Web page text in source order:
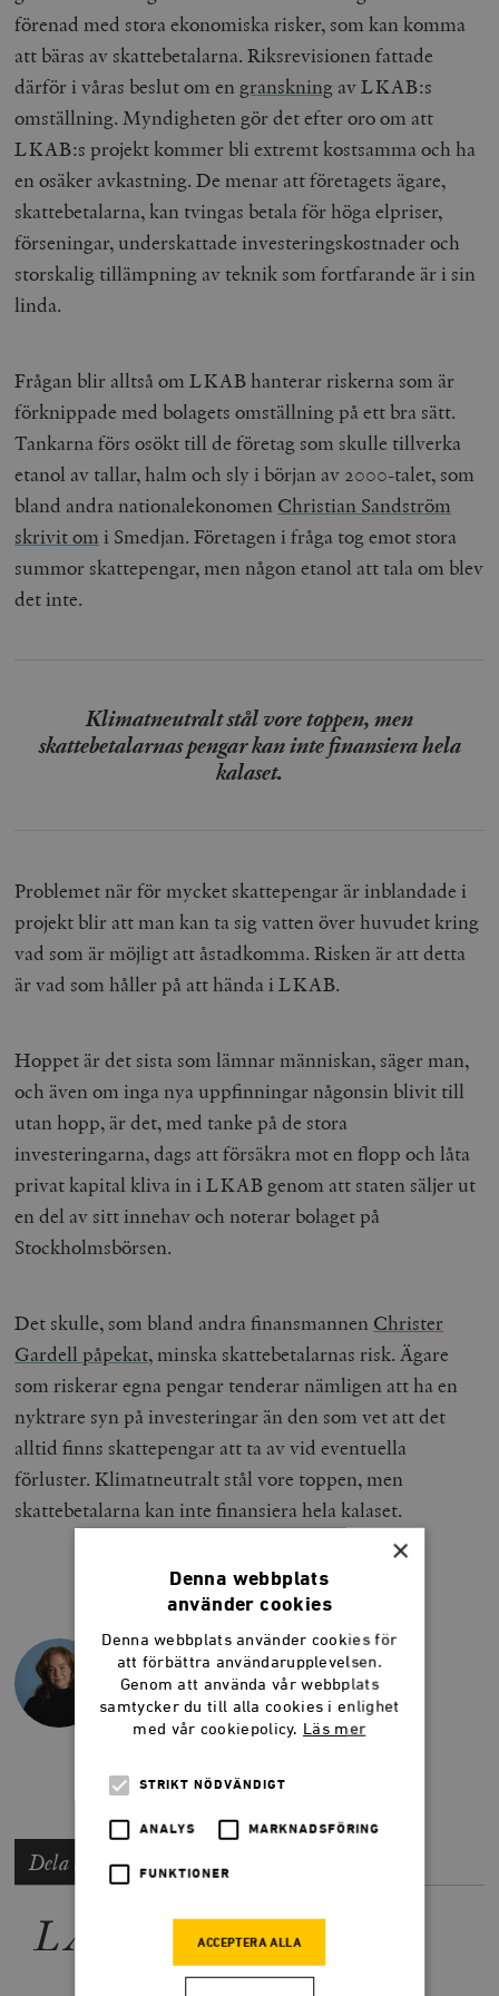
förenad med stora ekonomiska risker, som kan komma
att bäras av skattebetalarna. Riksrevisionen fattade
därför i våras beslut om en granskning av LKAB:s
omställning. Myndigheten gör det efter oro om att
LKAB:s projekt kommer bli extremt kostsamma och ha
en osäker avkastning. De menar att företagets ägare,
skattebetalarna, kan tvingas betala för höga elpriser,
förseningar, underskattade investeringskostnader och
storskalig tillämpning av teknik som fortfarande är i sin
linda.
Frågan blir alltså om LKAB hanterar riskerna som är
förknippade med bolagets omställning på ett bra sätt.
Tankarna förs osökt till de företag som skulle tillverka
etanol av tallar, halm och sly i början av 2000-talet, som
bland andra nationalekonomen Christian Sandström
skrivit om i Smedjan. Företagen i fråga tog emot stora
summor skattepengar, men någon etanol att tala om blev
det inte.
Klimatneutralt stål vore toppen, men
skattebetalarnas pengar kan inte finansiera hela
kalaset.
Problemet när för mycket skattepengar är inblandade i
projekt blir att man kan ta sig vatten över huvudet kring
vad som är möjligt att åstadkomma. Risken är att detta
är vad som håller på att hända i LKAB.
Hoppet är det sista som lämnar människan, säger man,
och även om inga nya uppfinningar någonsin blivit till
utan hopp, är det, med tanke på de stora
investeringarna, dags att försäkra mot en flopp och låta
privat kapital kliva in i LKAB genom att staten säljer ut
en del av sitt innehav och noterar bolaget på
Stockholmsbörsen.
Det skulle, som bland andra finansmannen Christer
Gardell påpekat, minska skattebetalarnas risk. Ägare
som riskerar egna pengar tenderar nämligen att ha en
nyktrare syn på investeringar än den som vet att det
alltid finns skattepengar att ta av vid eventuella
förluster. Klimatneutralt stål vore toppen, men
skattebetalarna kan inte finansiera hela kalaset.
JOHANNA TRAPP
Projektledare på Timbro Miljöinstitut.
@jjohannatrapp
johanna.trapp@timbro.se
073-699 79 88
Dela artikeln
LÄS MER
×
Denna webbplats
använder cookies
Denna webbplats använder cookies för
att förbättra användarupplevelsen.
Genom att använda vår webbplats
samtycker du till alla cookies i enlighet
med vår cookiepolicy. Läs mer
STRIKT NÖDVÄNDIGT
ANALYS MARKNADSFÖRING
FUNKTIONER
ACCEPTERA ALLA